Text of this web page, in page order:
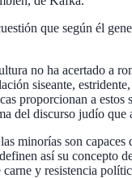
que según él
no ha acertado a
siseante,
proporcionan a estos
del discurso judío que
minorías son capaces
así su concepto
y resistencia